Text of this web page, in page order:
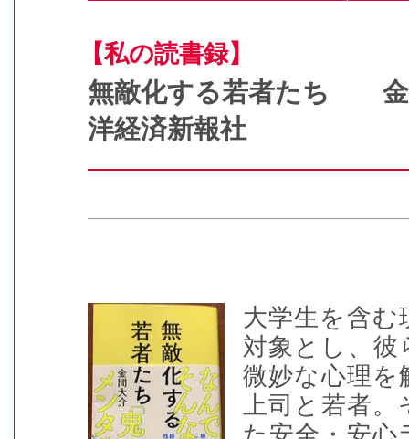
【私の読書録】
無敵化する若者たち
洋経済新報社
大学生を含む
対象とし、彼
微妙な心理を
上司と若者